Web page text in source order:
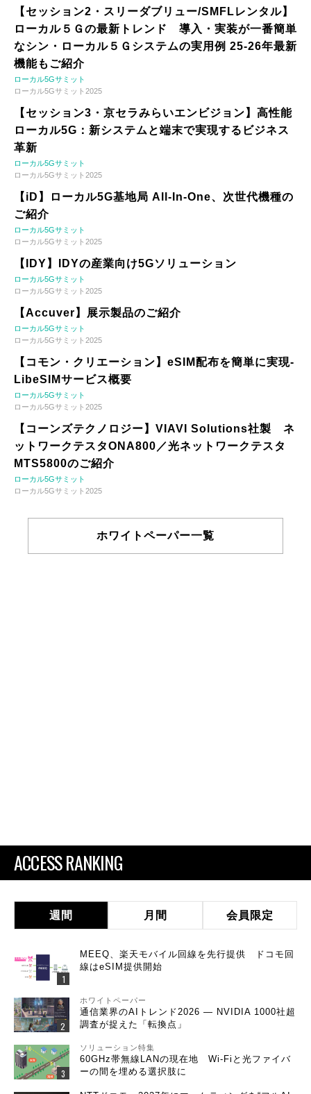
【セッション2・スリーダブリュー/SMFLレンタル】
ローカル５Ｇの最新トレンド 導入・実装が一番簡単
なシン・ローカル５Ｇシステムの実用例 25-26年最新
機能もご紹介
ローカル5Gサミット
ローカル5Gサミット2025
【セッション3・京セラみらいエンビジョン】高性能
ローカル5G：新システムと端末で実現するビジネス
革新
ローカル5Gサミット
ローカル5Gサミット2025
【iD】ローカル5G基地局 All-In-One、次世代機種の
ご紹介
ローカル5Gサミット
ローカル5Gサミット2025
【IDY】IDYの産業向け5Gソリューション
ローカル5Gサミット
ローカル5Gサミット2025
【Accuver】展示製品のご紹介
ローカル5Gサミット
ローカル5Gサミット2025
【コモン・クリエーション】eSIM配布を簡単に実現-
LibeSIMサービス概要
ローカル5Gサミット
ローカル5Gサミット2025
【コーンズテクノロジー】VIAVI Solutions社製 ネ
ットワークテスタONA800／光ネットワークテスタ
MTS5800のご紹介
ローカル5Gサミット
ローカル5Gサミット2025
ホワイトペーパー一覧
ACCESS RANKING
週間 月間 会員限定
MEEQ、楽天モバイル回線を先行提供 ドコモ回
線はeSIM提供開始
ホワイトペーパー
通信業界のAIトレンド2026 ― NVIDIA 1000社超
調査が捉えた「転換点」
ソリューション特集
60GHz帯無線LANの現在地 Wi-Fiと光ファイバ
ーの間を埋める選択肢に